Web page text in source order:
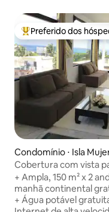
Entre os melhores
Preferido dos
Condomínio ⋅ Isla
Cobertura com vista
Carrinho de golfe +
+ Ampla, 150 m² x 2
manhã continental
+ Água potável